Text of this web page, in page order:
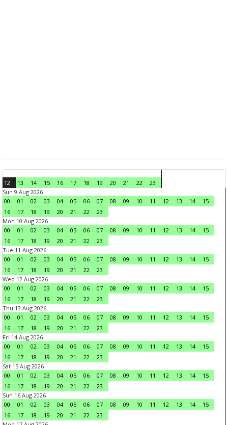
12 13 14 15 16 17 18 19 20 21 22
23
Sun 9 Aug 2026
00
01 02 03 04 05 06 07 08 09 10 11 12 13 14
15
16
17 18 19 20 21 22
23
Mon 10 Aug 2026
00
01 02 03 04 05 06 07 08 09 10 11 12 13 14
15
16
17 18 19 20 21 22
23
Tue 11 Aug 2026
00
01 02 03 04 05 06 07 08 09 10 11 12 13 14
15
16
17 18 19 20 21 22
23
Wed 12 Aug 2026
00
01 02 03 04 05 06 07 08 09 10 11 12 13 14
15
16
17 18 19 20 21 22
23
Thu 13 Aug 2026
00
01 02 03 04 05 06 07 08 09 10 11 12 13 14
15
16
17 18 19 20 21 22
23
Fri 14 Aug 2026
00
01 02 03 04 05 06 07 08 09 10 11 12 13 14
15
16
17 18 19 20 21 22
23
Sat 15 Aug 2026
00
01 02 03 04 05 06 07 08 09 10 11 12 13 14
15
16
17 18 19 20 21 22
23
Sun 16 Aug 2026
00
01 02 03 04 05 06 07 08 09 10 11 12 13 14
15
16
17 18 19 20 21 22
23